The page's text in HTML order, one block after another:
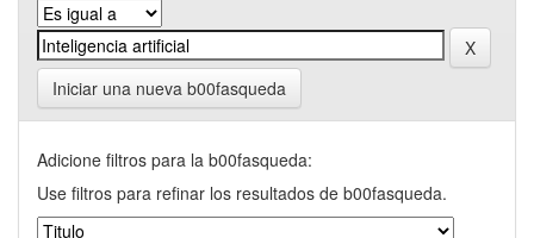
Iniciar una nueva b00fasqueda
Adicione filtros para la b00fasqueda:
Use filtros para refinar los resultados de b00fasqueda.